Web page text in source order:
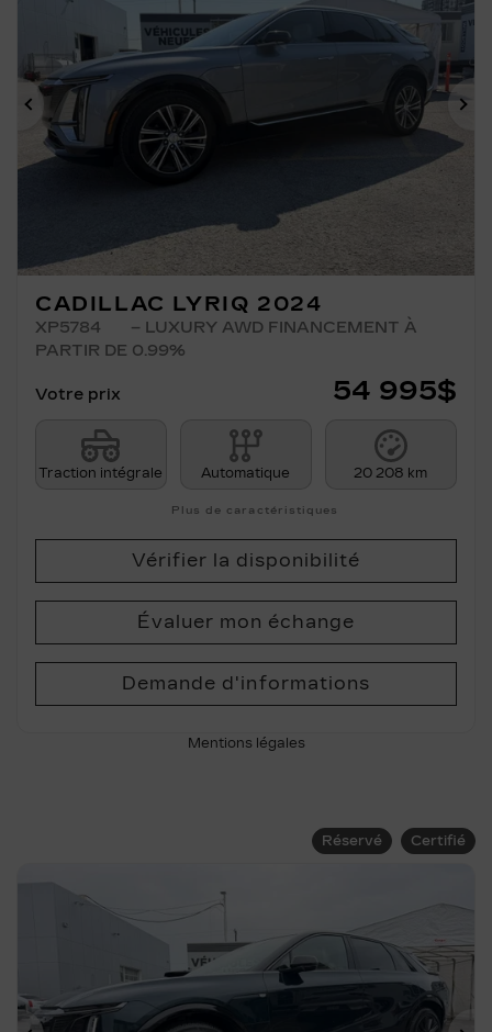
Précédent
CADILLAC LYRIQ 2024
XP5784
– LUXURY AWD FINANCEMENT À
PARTIR DE 0.99%
Votre prix 54 995$
Traction intégrale Automatique 20 208 km
Plus de caractéristiques
Vérifier la disponibilité
Évaluer mon échange
Demande d'informations
Mentions légales
Réservé Certifié